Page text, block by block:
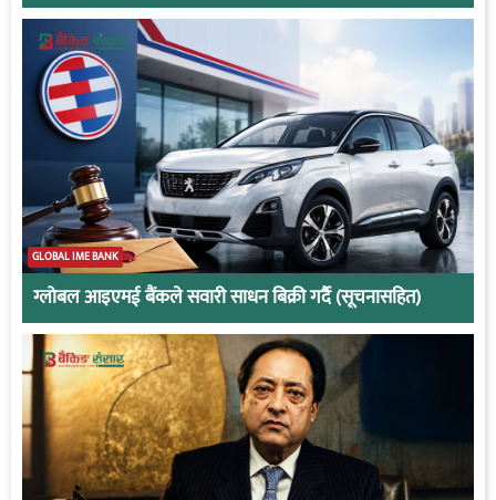
GLOBAL IME BANK
ग्लोबल आइएमई बैंकले सवारी साधन बिक्री गर्दै (सूचनासहित)